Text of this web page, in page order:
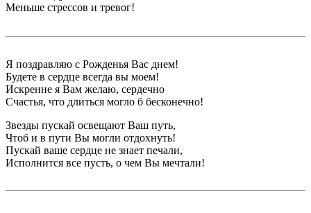
Меньше стрессов и тревог!
Я поздравляю с Рожденья Вас днем!
Будете в сердце всегда вы моем!
Искренне я Вам желаю, сердечно
Счастья, что длиться могло б бесконечно!
Звезды пускай освещают Ваш путь,
Чтоб и в пути Вы могли отдохнуть!
Пускай ваше сердце не знает печали,
Исполнится все пусть, о чем Вы мечтали!